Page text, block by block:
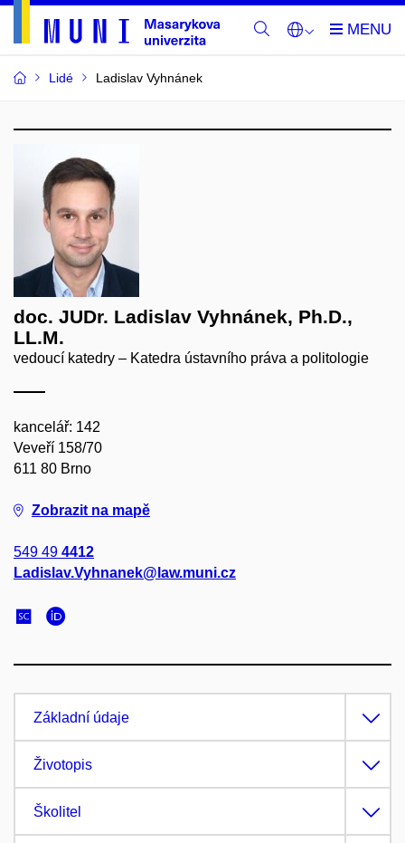
Lidé Ladislav Vyhnánek
doc. JUDr. Ladislav Vyhnánek, Ph.D.,
LL.M.
vedoucí katedry – Katedra ústavního práva a politologie
kancelář: 142
Veveří 158/70
611 80 Brno
Zobrazit na mapě
549 49 4412
Ladislav.Vyhnanek@law.muni.cz
Základní údaje
Životopis
Školitel